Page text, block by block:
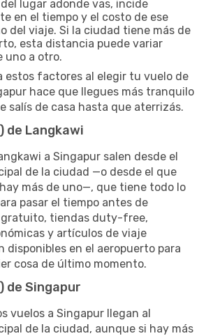
lugar adonde vas, incide
en el tiempo y el costo de ese
del viaje. Si la ciudad tiene más de
esta distancia puede variar
uno a otro.
estos factores al elegir tu vuelo de
hace que llegues más tranquilo
salís de casa hasta que aterrizás.
de Langkawi
a Singapur salen desde el
de la ciudad —o desde el que
más de uno—, que tiene todo lo
pasar el tiempo antes de
gratuito, tiendas duty-free,
y artículos de viaje
disponibles en el aeropuerto para
cosa de último momento.
de Singapur
vuelos a Singapur llegan al
de la ciudad, aunque si hay más